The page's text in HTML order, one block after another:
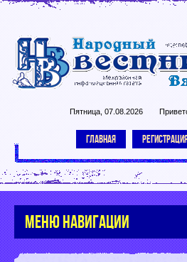
Пятница, 07.08.2026
ГЛАВНАЯ РЕГИСТРАЦИЯ
МЕНЮ НАВИГАЦИИ